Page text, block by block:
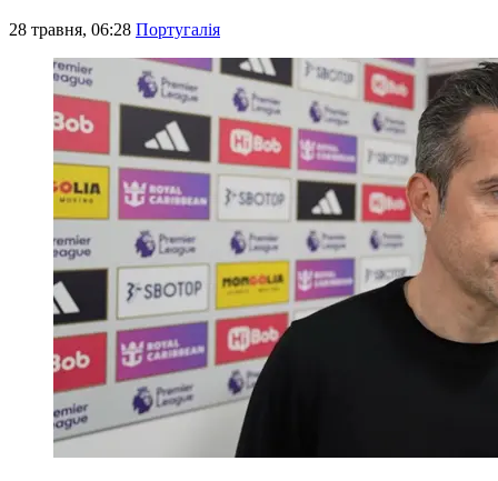
28 травня, 06:28 Португалія